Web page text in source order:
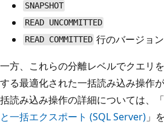
SNAPSHOT
READ UNCOMMITTED
READ COMMITTED 行のバージョ
一方、これらの分離レベルでクエリ
する最適化された一括読み込み操作
括読み込み操作の詳細については、「
と一括エクスポート (SQL Server) 」